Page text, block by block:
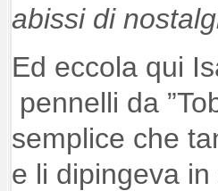
abissi di
Ed eccola qui
pennelli da
semplice che
e li dipingeva